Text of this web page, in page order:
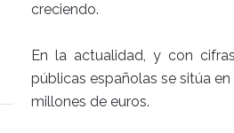
creciendo.
En la actualidad, y con
públicas españolas se sitúa en
millones de euros.